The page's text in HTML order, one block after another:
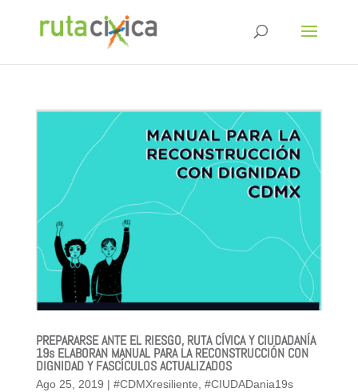
PREPARARSE ANTE EL RIESGO, RUTA CÍVICA Y CIUDADANÍA
19s ELABORAN MANUAL PARA LA RECONSTRUCCIÓN CON
DIGNIDAD Y FASCÍCULOS ACTUALIZADOS
Ago 25, 2019 | #CDMXresiliente, #CIUDADania19s